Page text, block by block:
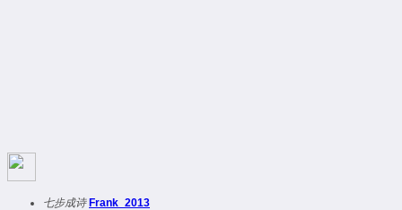
七步成诗 Frank_2013